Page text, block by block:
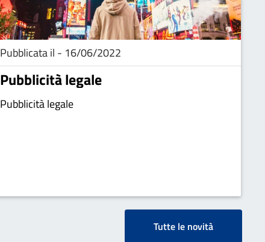
Pubblicata il - 16/06/2022
Pubblicità legale
Pubblicità legale
Tutte le novità